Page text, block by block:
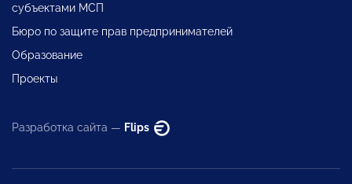
субъектами МСП
Бюро по защите прав предпринимателей
Образование
Проекты
Разработка сайта — Flips